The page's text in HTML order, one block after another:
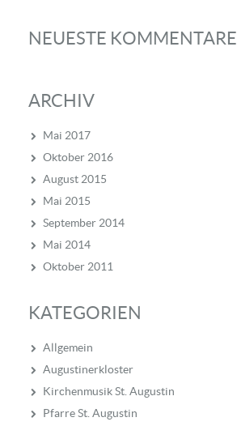
NEUESTE KOMMENTARE
ARCHIV
Mai 2017
Oktober 2016
August 2015
Mai 2015
September 2014
Mai 2014
Oktober 2011
KATEGORIEN
Allgemein
Augustinerkloster
Kirchenmusik St. Augustin
Pfarre St. Augustin